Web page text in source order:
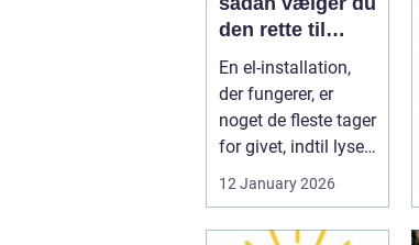
den rette til
opgaven
En el-installation,
der fungerer, er
noget de fleste tager
for givet, indtil lyset
12 January 2026